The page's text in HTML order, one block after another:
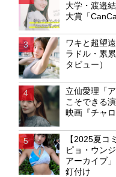
大学・渡邉
大賞「
ワキと超望
ラドル・累
タビュー）
立仙愛理「
こそできる
映画『チャ
【2025夏コ
ピョ・ウン
アーカイブ
釘付け